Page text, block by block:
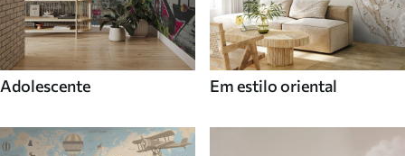
Adolescente Em estilo oriental